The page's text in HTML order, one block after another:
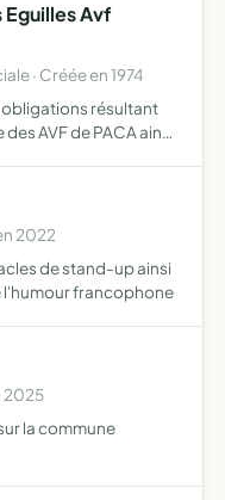
Eguilles Avf
· Créée en 1974
obligations résultant
AVF de PACA ainsi
2022
de stand-up ainsi
l'humour francophone
2025
la commune